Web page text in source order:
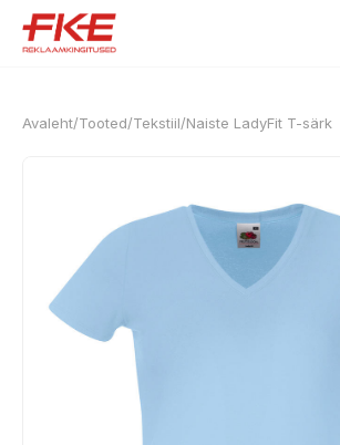
Avaleht/Tooted/Tekstiil/Naiste LadyFit T-särk